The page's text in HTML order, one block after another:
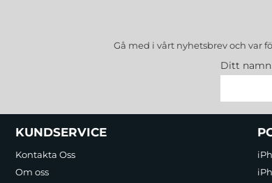
Gå med i vårt nyhetsbrev och var
Ditt namn
Sidfot Blandad info och
KUNDSERVICE
Kontakta Oss
Om oss